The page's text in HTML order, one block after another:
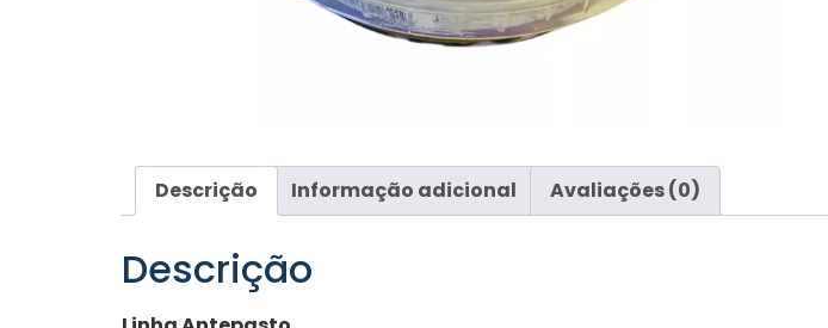
Descrição Informação adicional Avaliações (0)
Descrição